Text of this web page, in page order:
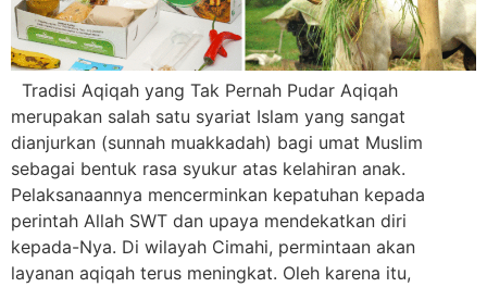
Tradisi Aqiqah yang Tak Pernah Pudar Aqiqah
merupakan salah satu syariat Islam yang sangat
dianjurkan (sunnah muakkadah) bagi umat Muslim
sebagai bentuk rasa syukur atas kelahiran anak.
Pelaksanaannya mencerminkan kepatuhan kepada
perintah Allah SWT dan upaya mendekatkan diri
kepada-Nya. Di wilayah Cimahi, permintaan akan
layanan aqiqah terus meningkat. Oleh karena itu,